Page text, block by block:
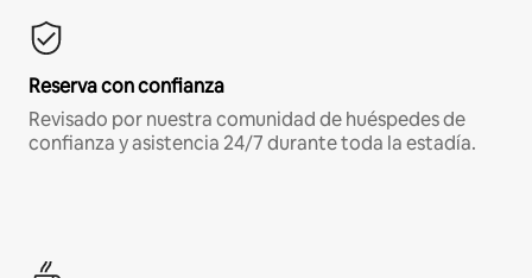
Reserva con confianza
Revisado por nuestra comunidad de huéspedes de
confianza y asistencia 24/7 durante toda la estadía.